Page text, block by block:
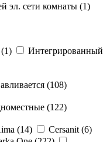
эл. сети комнаты (1)
1)
Интегрированный
(108)
(122)
(14) Cersanit (6)